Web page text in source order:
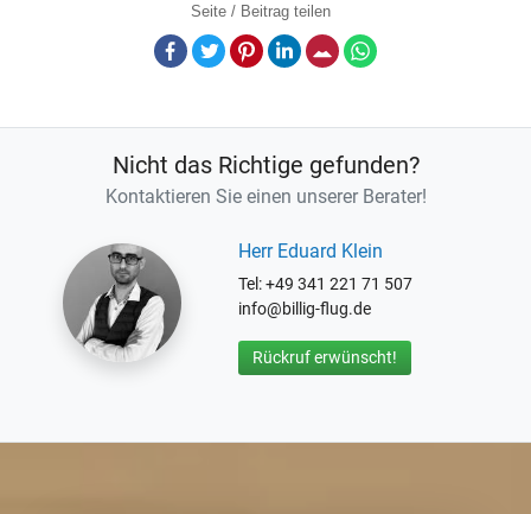
Seite / Beitrag teilen
Facebook
TwitterPinterestLinkedInE-Mail
Nicht das Richtige gefunden?
Kontaktieren Sie einen unserer Berater!
Herr Eduard Klein
Tel: +49 341 221 71 507
info@billig-flug.de
Rückruf erwünscht!